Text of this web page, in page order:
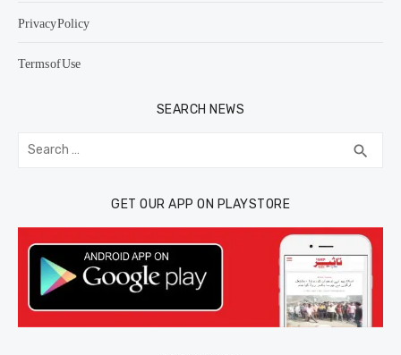
Privacy Policy
Terms of Use
SEARCH NEWS
Search
for: search
GET OUR APP ON PLAYSTORE